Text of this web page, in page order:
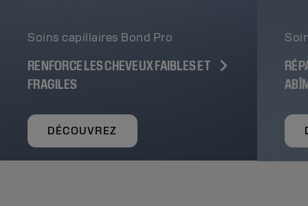
Soins capillaires Bond Pro
RENFORCE LES CHEVEUX FAIBLES ET
FRAGILES
DÉCOUVREZ